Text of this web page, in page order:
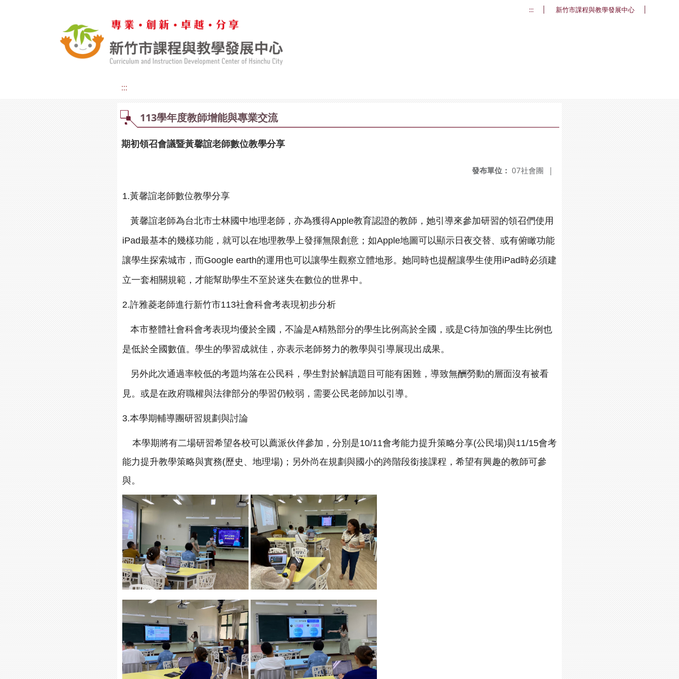
::: 新竹市課程與教學發展中心
:::
113學年度教師增能與專業交流
期初領召會議暨黃馨誼老師數位教學分享
發布單位： 07社會團 |
1.黃馨誼老師數位教學分享
黃馨誼老師為台北市士林國中地理老師，亦為獲得Apple教育認證的教師，她引導來參加研習的領召們使用
iPad最基本的幾樣功能，就可以在地理教學上發揮無限創意；如Apple地圖可以顯示日夜交替、或有俯瞰功能
讓學生探索城市，而Google earth的運用也可以讓學生觀察立體地形。她同時也提醒讓學生使用iPad時必須建
立一套相關規範，才能幫助學生不至於迷失在數位的世界中。
2.許雅菱老師進行新竹市113社會科會考表現初步分析
本市整體社會科會考表現均優於全國，不論是A精熟部分的學生比例高於全國，或是C待加強的學生比例也
是低於全國數值。學生的學習成就佳，亦表示老師努力的教學與引導展現出成果。
另外此次通過率較低的考題均落在公民科，學生對於解讀題目可能有困難，導致無酬勞動的層面沒有被看
見。或是在政府職權與法律部分的學習仍較弱，需要公民老師加以引導。
3.本學期輔導團研習規劃與討論
本學期將有二場研習希望各校可以薦派伙伴參加，分別是10/11會考能力提升策略分享(公民場)與11/15會考
能力提升教學策略與實務(歷史、地理場)；另外尚在規劃與國小的跨階段銜接課程，希望有興趣的教師可參
與。